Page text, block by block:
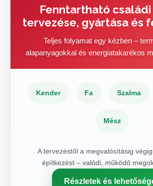
Fenntartható családi
tervezése, gyártása és
Teljes folyamat egy kézben –
alapanyagokkal és energiatakarékos
Kender Fa Szalma
Mész
A tervezéstől a megvalósításig
építkezést – valódi, működő
Részletek és